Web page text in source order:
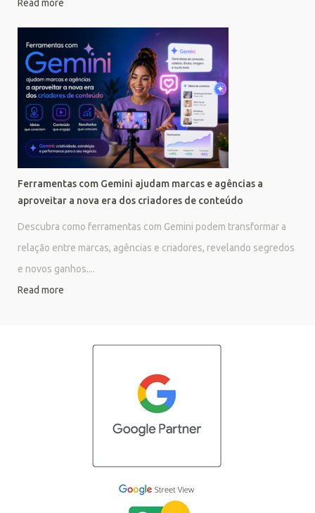
Read more
Ferramentas com Gemini ajudam marcas e agências a
aproveitar a nova era dos criadores de conteúdo
Descubra como ferramentas com Gemini podem transformar a
relação entre marcas, agências e criadores, revelando segredos
e novos ganhos....
Read more